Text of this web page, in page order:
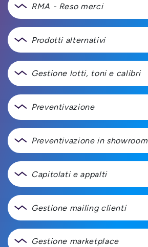
RMA - Reso merci
Prodotti alternativi
Gestione lotti, toni e calibri
Preventivazione
Preventivazione in showroom
Capitolati e appalti
Gestione mailing clienti
Gestione marketplace